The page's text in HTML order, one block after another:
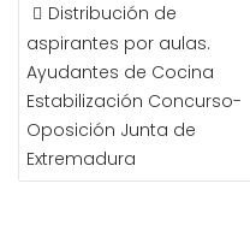
DE
ENTRADAS
Distribución de
aspirantes por aulas.
Ayudantes de Cocina
Estabilización Concurso-
Oposición Junta de
Extremadura